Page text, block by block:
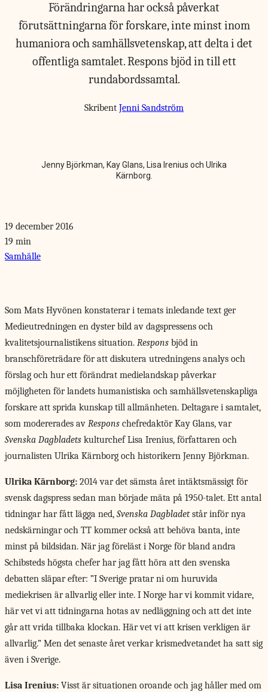
Förändringarna har också påverkat
förutsättningarna för forskare, inte minst inom
humaniora och samhällsvetenskap, att delta i det
offentliga samtalet. Respons bjöd in till ett
rundabordssamtal.
Skribent Jenni Sandström
Jenny Björkman, Kay Glans, Lisa Irenius och Ulrika
Kärnborg.
19 december 2016
19 min
Samhälle
Som Mats Hyvönen konstaterar i temats inledande text ger
Medieutredningen en dyster bild av dagspressens och
kvalitetsjournalistikens situation. Respons bjöd in
branschföreträdare för att diskutera utredningens analys och
förslag och hur ett förändrat medielandskap påverkar
möjligheten för landets humanistiska och samhällsvetenskapliga
forskare att sprida kunskap till allmänheten. Deltagare i samtalet,
som modererades av Respons chefredaktör Kay Glans, var
Svenska Dagbladets kulturchef Lisa Irenius, författaren och
journalisten Ulrika Kärnborg och historikern Jenny Björkman.
Ulrika Kärnborg: 2014 var det sämsta året intäktsmässigt för
svensk dagspress sedan man började mäta på 1950-talet. Ett antal
tidningar har fått lägga ned, Svenska Dagbladetstår inför nya
nedskärningar och TT kommer också att behöva banta, inte
minst på bildsidan. När jag föreläst i Norge för bland andra
Schibsteds högsta chefer har jag fått höra att den svenska
debatten släpar efter: ”I Sverige pratar ni om huruvida
mediekrisen är allvarlig eller inte. I Norge har vi kommit vidare,
här vet vi att tidningarna hotas av nedläggning och att det inte
går att vrida tillbaka klockan. Här vet vi att krisen verkligen är
allvarlig.” Men det senaste året verkar krismedvetandet ha satt sig
även i Sverige.
Lisa Irenius: Visst är situationen oroande och jag håller med om